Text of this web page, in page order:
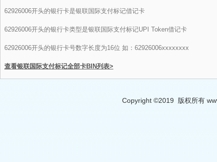
62926006开头的银行卡是银联国际支付标记借记卡
62926006开头的银行卡类型是银联国际支付标记UPI Token借记卡
62926006开头的银行卡号数字长度为16位 如：62926006xxxxxxxx
查看银联国际支付标记全部卡BIN列表>
Copyright ©2019 版权所有